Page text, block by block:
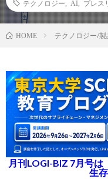
テクノロジー
AI プレス
HOME テクノロジー/製
月刊LOGI-BIZ 7月号は
生